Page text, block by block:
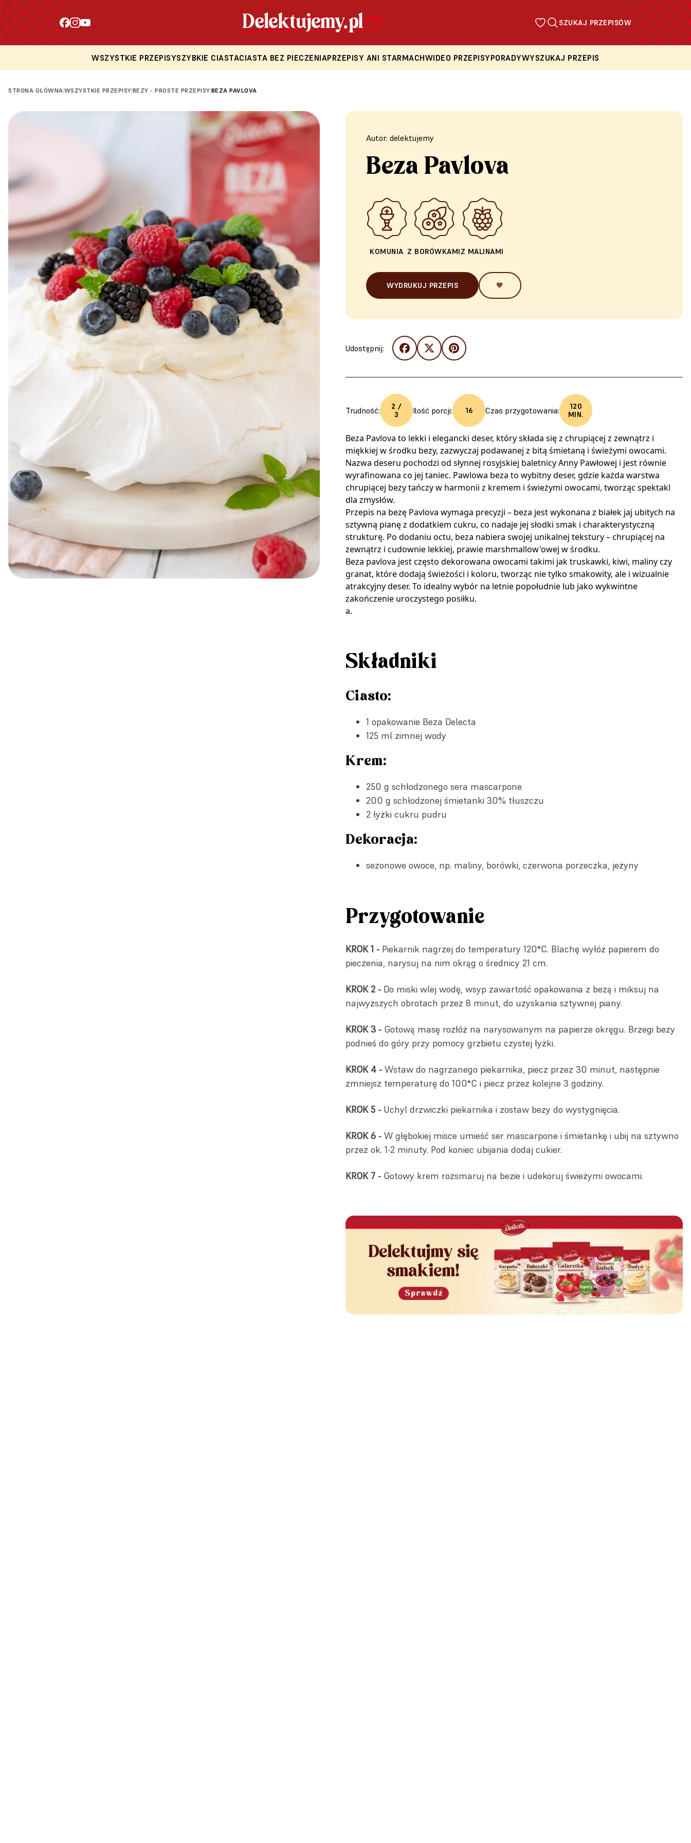
SZUKAJ PRZEPISÓW
WSZYSTKIE PRZEPISYSZYBKIE CIASTACIASTA BEZ PIECZENIAPRZEPISY ANI STARMACHWIDEO PRZEPISYPORADYWYSZUKAJ PRZEPIS
STRONA GŁÓWNA|WSZYSTKIE PRZEPISY|BEZY - PROSTE PRZEPISY|BEZA PAVLOVA
Autor: delektujemy
Beza Pavlova
KOMUNIA Z BORÓWKAMIZ MALINAMI
WYDRUKUJ PRZEPIS 🧡
Udostępnij:
Trudność:
2 /
3
Ilość porcji: 16 Czas przygotowania:
120
MIN.
Beza Pavlova to lekki i elegancki deser, który składa się z chrupiącej z zewnątrz i
miękkiej w środku bezy, zazwyczaj podawanej z bitą śmietaną i świeżymi owocami.
Nazwa deseru pochodzi od słynnej rosyjskiej baletnicy Anny Pawłowej i jest równie
wyrafinowana co jej taniec. Pawlowa beza to wybitny deser, gdzie każda warstwa
chrupiącej bezy tańczy w harmonii z kremem i świeżymi owocami, tworząc spektakl
dla zmysłów.
Przepis na bezę Pavlova wymaga precyzji – beza jest wykonana z białek jaj ubitych na
sztywną pianę z dodatkiem cukru, co nadaje jej słodki smak i charakterystyczną
strukturę. Po dodaniu octu, beza nabiera swojej unikalnej tekstury – chrupiącej na
zewnątrz i cudownie lekkiej, prawie marshmallow'owej w środku.
Beza pavlova jest często dekorowana owocami takimi jak truskawki, kiwi, maliny czy
granat, które dodają świeżości i koloru, tworząc nie tylko smakowity, ale i wizualnie
atrakcyjny deser. To idealny wybór na letnie popołudnie lub jako wykwintne
zakończenie uroczystego posiłku.
a.
Składniki
Ciasto:
1 opakowanie Beza Delecta
125 ml zimnej wody
Krem:
250 g schłodzonego sera mascarpone
200 g schłodzonej śmietanki 30% tłuszczu
2 łyżki cukru pudru
Dekoracja:
sezonowe owoce, np. maliny, borówki, czerwona porzeczka, jeżyny
Przygotowanie
KROK 1 - Piekarnik nagrzej do temperatury 120*C. Blachę wyłóż papierem do
pieczenia, narysuj na nim okrąg o średnicy 21 cm.
KROK 2 - Do miski wlej wodę, wsyp zawartość opakowania z bezą i miksuj na
najwyższych obrotach przez 8 minut, do uzyskania sztywnej piany.
KROK 3 - Gotową masę rozłóż na narysowanym na papierze okręgu. Brzegi bezy
podnieś do góry przy pomocy grzbietu czystej łyżki.
KROK 4 - Wstaw do nagrzanego piekarnika, piecz przez 30 minut, następnie
zmniejsz temperaturę do 100*C i piecz przez kolejne 3 godziny.
KROK 5 - Uchyl drzwiczki piekarnika i zostaw bezy do wystygnięcia.
KROK 6 - W głębokiej misce umieść ser mascarpone i śmietankę i ubij na sztywno
przez ok. 1-2 minuty. Pod koniec ubijania dodaj cukier.
KROK 7 - Gotowy krem rozsmaruj na bezie i udekoruj świeżymi owocami.